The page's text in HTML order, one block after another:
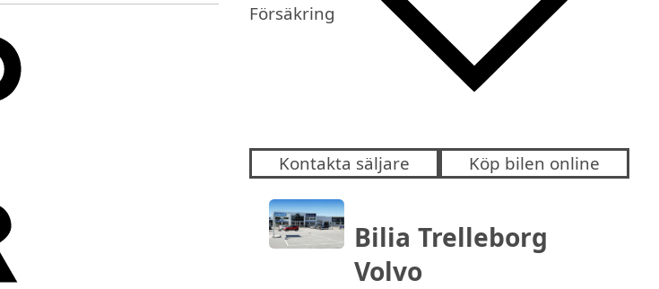
Försäkring
Kontakta säljare Köp bilen online
Bilia Trelleborg
Volvo